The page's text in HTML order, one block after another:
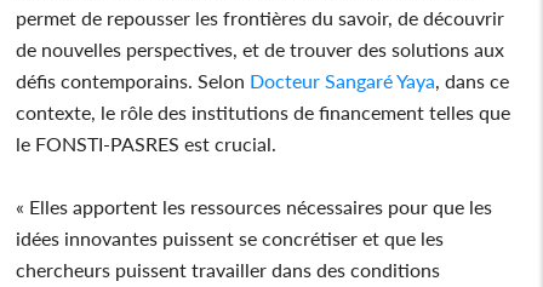
permet de repousser les frontières du savoir, de découvrir
de nouvelles perspectives, et de trouver des solutions aux
défis contemporains. Selon Docteur Sangaré Yaya , dans ce
contexte, le rôle des institutions de financement telles que
le FONSTI-PASRES est crucial.
« Elles apportent les ressources nécessaires pour que les
idées innovantes puissent se concrétiser et que les
chercheurs puissent travailler dans des conditions